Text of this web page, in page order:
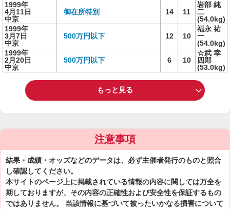
1999年
4月11日
中京
御在所特別 14 11
岩部 純
二
(54.0kg)
1999年
3月7日
中京
500万円以下 12 10
福永 祐
一
(54.0kg)
1999年
2月20日
中京
500万円以下 6 10
☆武 幸
四郎
(53.0kg)
もっと見る
注意事項
結果・成績・オッズなどのデータは、必ず主催者発行のものと照合
し確認してください。
本サイトのページ上に掲載されている情報の内容に関しては万全を
期しておりますが、その内容の正確性および安全性を保証するもの
ではありません。 当該情報に基づいて被ったいかなる損害について